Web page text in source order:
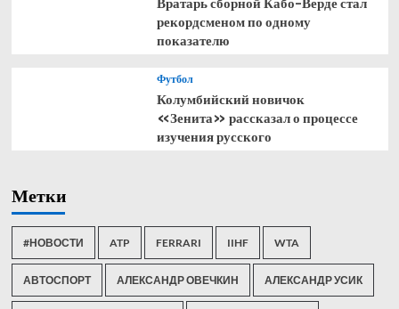
рекордсменом по одному
показателю
Футбол
Колумбийский новичок
«Зенита» рассказал о процессе
изучения русского
Метки
#НОВОСТИ ATP FERRARI IIHF WTA
АВТОСПОРТ АЛЕКСАНДР ОВЕЧКИН АЛЕКСАНДР УСИК